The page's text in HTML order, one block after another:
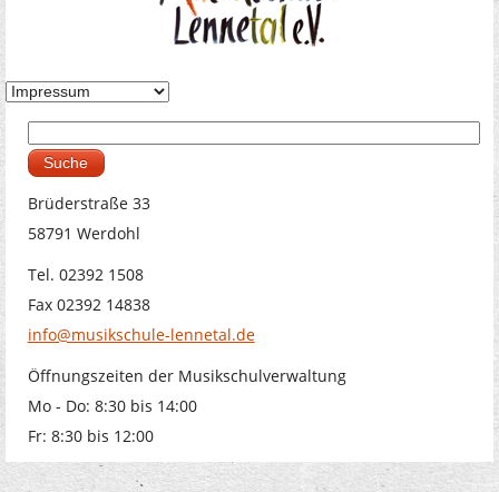
Suchformular
Brüderstraße 33
58791 Werdohl
Tel. 02392 1508
Fax 02392 14838
info@musikschule-lennetal.de
Öffnungszeiten der Musikschulverwaltung
Mo - Do: 8:30 bis 14:00
Fr: 8:30 bis 12:00